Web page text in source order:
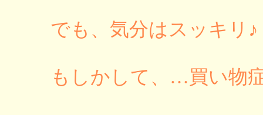
でも、気分はスッキリ♪
もしかして、…買い物